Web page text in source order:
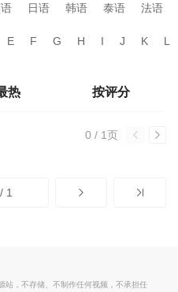
日语 韩语 泰语 法语
E F G H I J K L
热 按评分
0 / 1页
1
站，不存储、不制作任何视频，不承担任